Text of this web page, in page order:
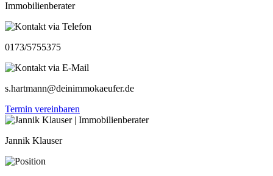
Immobilienberater
0173/5755375
s.hartmann@deinimmokaeufer.de
Termin vereinbaren
Jannik Klauser